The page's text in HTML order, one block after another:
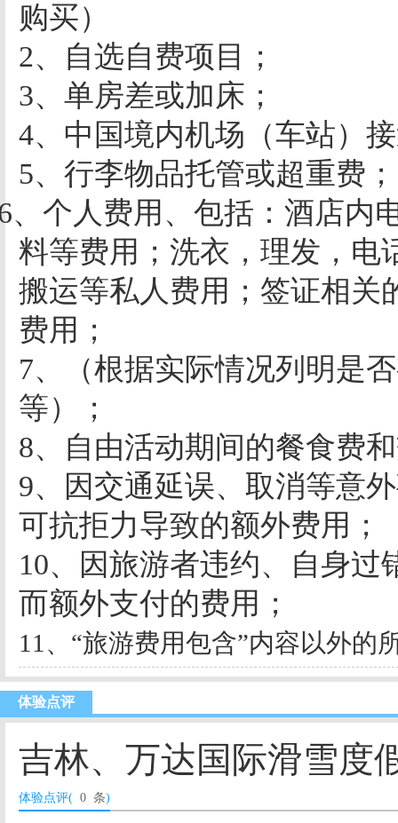
购买）
2、自选自费项目；
3、单房差或加床；
4、中国境内机场（车站）
5、行李物品托管或超重费；
、个人费用、包括： 酒店内
料等费用；洗衣，理发，电
搬运等私人费用；签证相关
费用；
7、（根据实际情况列明是
等）；
8、
自由活动期间的餐食费
9、因交通延误、取消等意
可抗拒力导致的额外费用；
10、因旅游者违约、自身过
而额外支付的费用；
11 、“旅游费用包含”内容以外的
体验点评
吉林、万达国际滑雪度
体验点评( 0 条)